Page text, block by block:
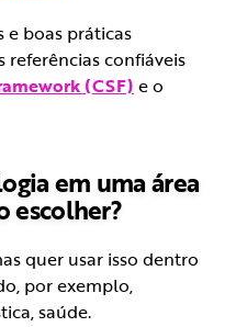
boas práticas
confiáveis
(CSF) e o
em uma área
escolher?
quer usar isso dentro
por exemplo,
saúde.